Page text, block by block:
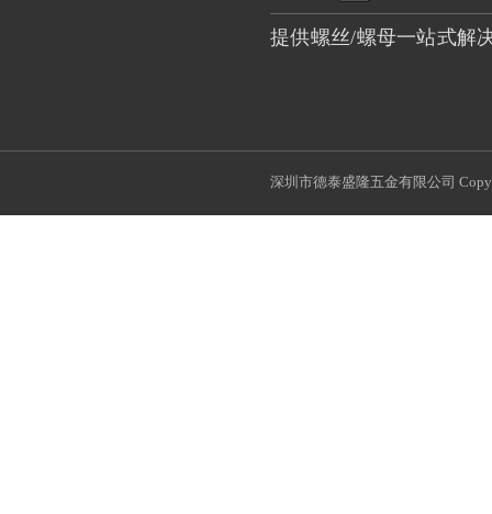
提供螺丝/螺母一站式解
深圳市德泰盛隆五金有限公司